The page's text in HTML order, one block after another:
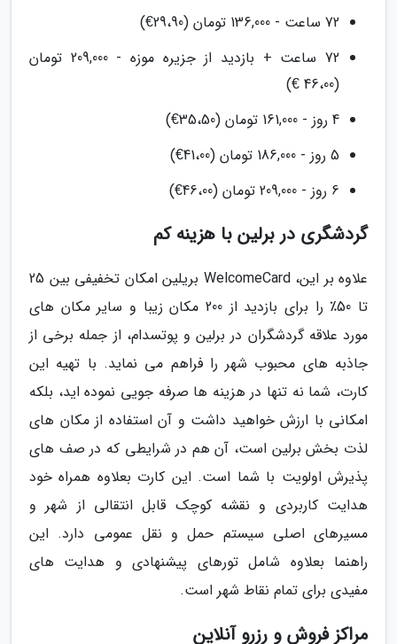
72 ساعت - 136,000 تومان (29،90€)
72 ساعت + بازدید از جزیره موزه - 209,000 تومان
(46،00 €)
4 روز - 161,000 تومان (35،50€)
5 روز - 186,000 تومان (41،00€)
6 روز - 209,000 تومان (46،00€)
گردشگری در برلین با هزینه کم
علاوه بر این، WelcomeCard بریلین امکان تخفیفی بین 25
تا 50٪ را برای بازدید از 200 مکان زیبا و سایر مکان های
مورد علاقه گردشگران در برلین و پوتسدام، از جمله برخی از
جاذبه های محبوب شهر را فراهم می نماید. با تهیه این
کارت، شما نه تنها در هزینه ها صرفه جویی نموده اید، بلکه
امکانی با ارزش خواهید داشت و آن استفاده از مکان های
لذت بخش برلین است، آن هم در شرایطی که در صف های
پذیرش اولویت با شما است. این کارت بعلاوه همراه خود
هدایت کاربردی و نقشه کوچک قابل انتقالی از شهر و
مسیرهای اصلی سیستم حمل و نقل عمومی دارد. این
راهنما بعلاوه شامل تورهای پیشنهادی و هدایت های
مفیدی برای تمام نقاط شهر است.
مراکز فروش و رزرو آنلاین